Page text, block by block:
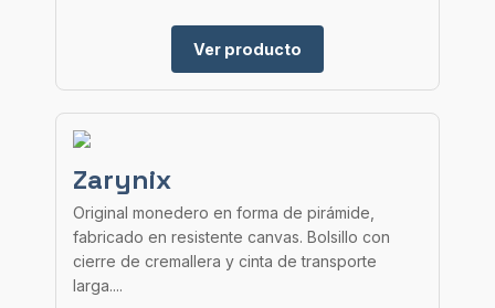
Ver producto
Zarynix
Original monedero en forma de pirámide,
fabricado en resistente canvas. Bolsillo con
cierre de cremallera y cinta de transporte
larga....